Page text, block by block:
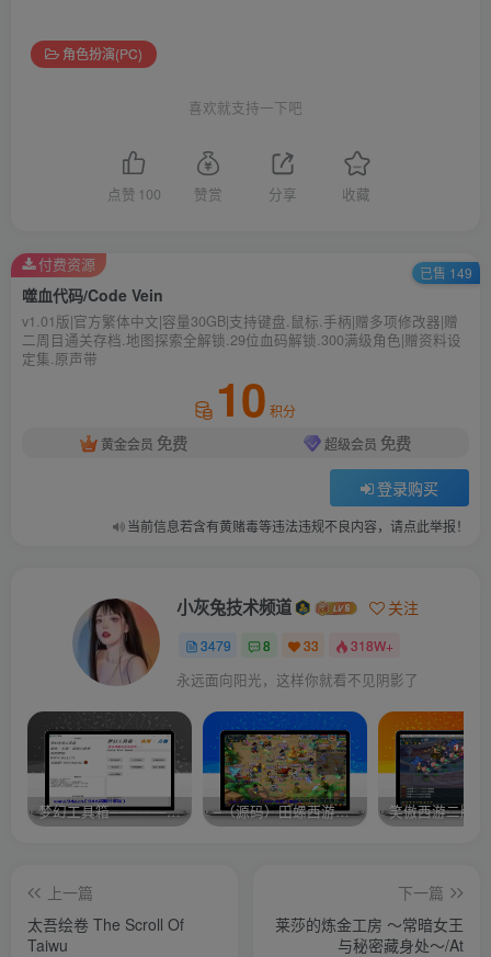
角色扮演(PC)
喜欢就支持一下吧
点赞 100 赞赏 分享 收藏
噬血代码/Code Vein
v1.01版|官方繁体中文|容量30GB|支持键盘.鼠标.手柄|赠多项修改器|赠
二周目通关存档.地图探索全解锁.29位血码解锁.300满级角色|赠资料设
定集.原声带
10 积分
黄金会员 免费 超级会员 免费
登录购买
当前信息若含有黄赌毒等违法违规不良内容，请点此举报！
付费资源 已售 149
小灰兔技术频道 关注
3479 8 33 318W+
永远面向阳光，这样你就看不见阴影了
梦幻工具箱————-免费 –（源码）田螺西游9.0 假人摆摊18门派飞升渡劫化圣助战最新BB谛听…. 笑傲西游二版-
上一篇
太吾绘卷 The Scroll Of
Taiwu
下一篇
莱莎的炼金工房 ～常暗女王
与秘密藏身处～/At